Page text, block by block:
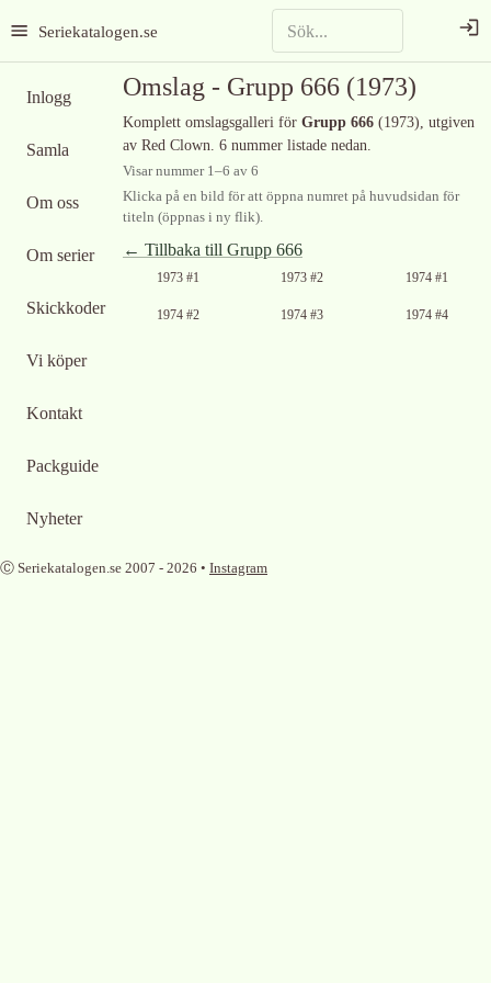
Seriekatalogen.se
Inlogg
Samla
Om oss
Om serier
Skickkoder
Vi köper
Kontakt
Packguide
Nyheter
Omslag - Grupp 666 (1973)
Komplett omslagsgalleri för Grupp 666 (1973), utgiven
av Red Clown. 6 nummer listade nedan.
Visar nummer 1–6 av 6
Klicka på en bild för att öppna numret på huvudsidan för
titeln (öppnas i ny flik).
← Tillbaka till Grupp 666
1973 #1 1973 #2 1974 #1
1974 #2 1974 #3 1974 #4
Ⓒ Seriekatalogen.se 2007 - 2026 • Instagram